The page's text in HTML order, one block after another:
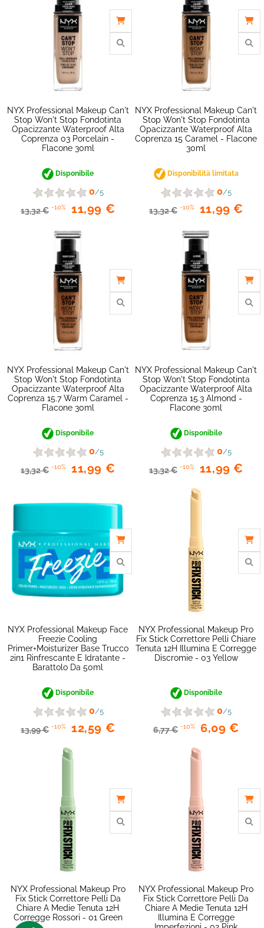
NYX Professional Makeup Can't
Stop Won't Stop Fondotinta
Opacizzante Waterproof Alta
Coprenza 03 Porcelain -
Flacone 30ml
Disponibile
0/5
13,32 € -10% 11,99 €
NYX Professional Makeup Can't
Stop Won't Stop Fondotinta
Opacizzante Waterproof Alta
Coprenza 15 Caramel - Flacone
30ml
Disponibilità limitata
0/5
13,32 € -10% 11,99 €
NYX Professional Makeup Can't
Stop Won't Stop Fondotinta
Opacizzante Waterproof Alta
Coprenza 15.7 Warm Caramel -
Flacone 30ml
Disponibile
0/5
13,32 € -10% 11,99 €
NYX Professional Makeup Can't
Stop Won't Stop Fondotinta
Opacizzante Waterproof Alta
Coprenza 15.3 Almond -
Flacone 30ml
Disponibile
0/5
13,32 € -10% 11,99 €
NYX Professional Makeup Face
Freezie Cooling
Primer+Moisturizer Base Trucco
2in1 Rinfrescante E Idratante -
Barattolo Da 50ml
Disponibile
0/5
13,99 € -10% 12,59 €
NYX Professional Makeup Pro
Fix Stick Correttore Pelli Chiare
Tenuta 12H Illumina E Corregge
Discromie - 03 Yellow
Disponibile
0/5
6,77 € -10% 6,09 €
NYX Professional Makeup Pro
Fix Stick Correttore Pelli Da
Chiare A Medie Tenuta 12H
Corregge Rossori - 01 Green
NYX Professional Makeup Pro
Fix Stick Correttore Pelli Da
Chiare A Medie Tenuta 12H
Illumina E Corregge